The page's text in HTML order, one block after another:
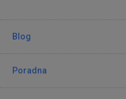
Blog
Poradna